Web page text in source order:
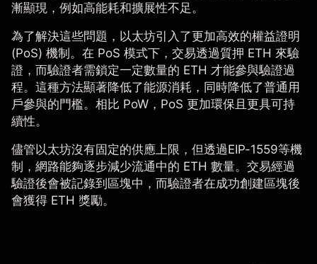
漸顯現，例如高能耗和擴展性不足。
為了解決這些問題，以太坊引入了更加高效的權益證明
(PoS) 機制。在 PoS 模式下，交易透過質押 ETH 來驗
證，而驗證者需鎖定一定數量的 ETH 才能參與驗證過
程。這種方法顯著降低了能源消耗，同時降低了普通用
戶參與的門檻。相比 PoW，PoS 更加環保且更具可持
續性。
儘管以太坊沒有固定的供應上限，但透過EIP-1559等機
制，網路能夠逐步減少流通中的 ETH 數量。交易經過
驗證後會被記錄到區塊中，而驗證者在成功創建區塊後
會獲得 ETH 獎勵。